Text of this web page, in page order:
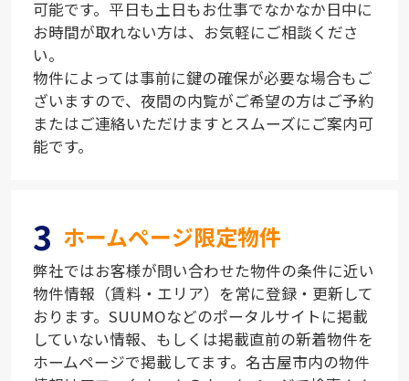
可能です。平日も土日もお仕事でなかなか日中に
お時間が取れない方は、お気軽にご相談くださ
い。
物件によっては事前に鍵の確保が必要な場合もご
ざいますので、夜間の内覧がご希望の方はご予約
またはご連絡いただけますとスムーズにご案内可
能です。
3 ホームページ限定物件
弊社ではお客様が問い合わせた物件の条件に近い
物件情報（賃料・エリア）を常に登録・更新して
おります。SUUMOなどのポータルサイトに掲載
していない情報、もしくは掲載直前の新着物件を
ホームページで掲載してます。名古屋市内の物件